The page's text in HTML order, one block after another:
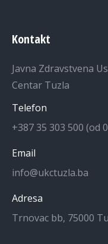
Kontakt
Javna Zdravstvena
Centar Tuzla
Telefon
+387 35 303 500 (od
Email
info@ukctuzla.ba
Adresa
Trnovac bb, 75000